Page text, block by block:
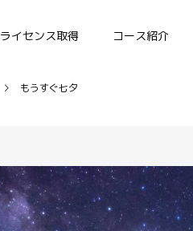
ライセンス取得 コース紹介
もうすぐ七夕